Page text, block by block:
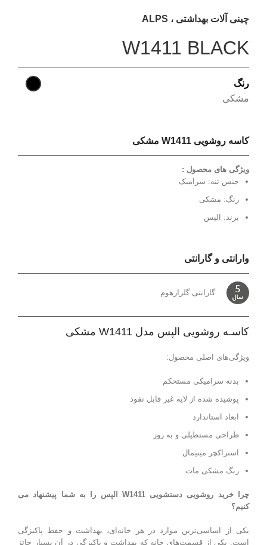
چینی آلات بهداشتی ، ALPS
W1411 BLACK
رنگ
مشکی
کاسه روشویی W1411 مشکی
ویژگی های محصول :
جنس تنه: سرامیک
رنگ: مشکی
برند: الپس
وارانتی و گارانتی
گارانتی گلزارهوم
کاسـه روشویی الپس مدل W1411 مشکی
ویژگی‌های اصلی محصول:
بدنه سرامیکی مستحکم
پوشیده شده از لایه غیر قابل نفوذ
ابعاد استاندارد
طراحی مستطیلی و به روز
استراکچر مینیمال
رنگ مشکی مات
چرا خرید روشویی دستشویی W1411
الپس را به شما پیشنهاد می
کنیم؟
یکی از اساسی‌ترین موارد در هر خانه‌ای، بهداشت و حفظ پاکیزگی
است. یکی از قسمت‌های خانه که بهداشت و پاکیزگی در آن بسیار حائز